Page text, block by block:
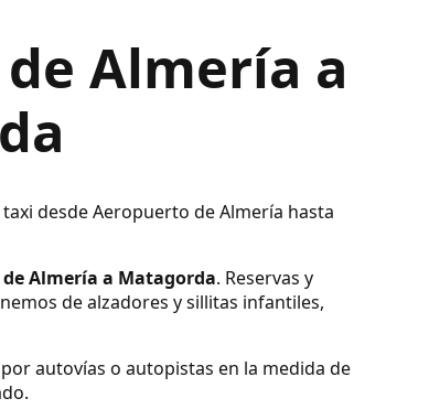
Almería a
desde Aeropuerto de Almería hasta
Almería a Matagorda. Reservas y
de alzadores y sillitas infantiles,
autovías o autopistas en la medida de